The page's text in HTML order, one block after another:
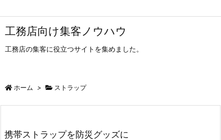
工務店向け集客ノウハウ
工務店の集客に役立つサイトを集めました。
ホーム > ストラップ
携帯ストラップを防災グッズに